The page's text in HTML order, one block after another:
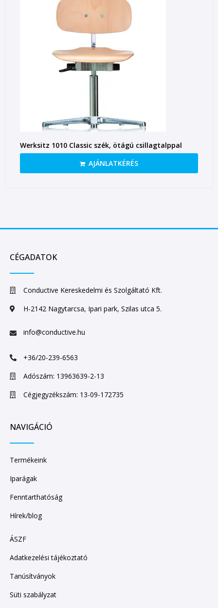
Werksitz 1010 Classic szék, ötágú csillagtalppal
AJÁNLATKÉRÉS
CÉGADATOK
Conductive Kereskedelmi és Szolgáltató Kft.
H-2142 Nagytarcsa, Ipari park, Szilas utca 5.
info@conductive.hu
+36/20-239-6563
Adószám: 13963639-2-13
Cégjegyzékszám: 13-09-172735
NAVIGÁCIÓ
Termékeink
Iparágak
Fenntarthatóság
Hírek/blog
ÁSZF
Adatkezelési tájékoztató
Tanúsítványok
Süti szabályzat